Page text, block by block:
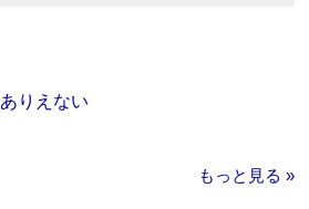
りえない
もっと見る »